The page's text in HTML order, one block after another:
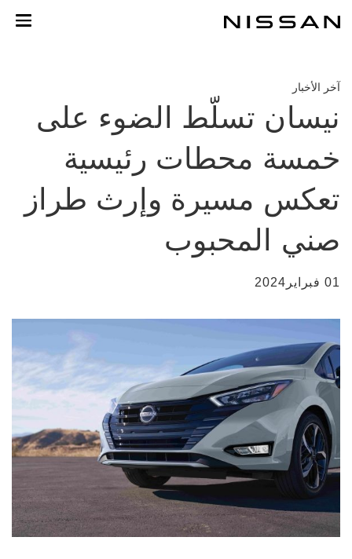
المحتوى
آخر الأخبار
نيسان تسلّط الضوء على
خمسة محطات رئيسية
تعكس مسيرة وإرث طراز
صني المحبوب
01 فبراير2024